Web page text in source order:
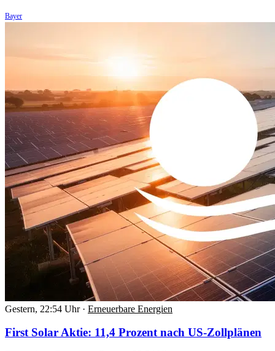
Bayer
Gestern, 22:54 Uhr · Erneuerbare Energien
First Solar Aktie: 11,4 Prozent nach US-Zollplänen